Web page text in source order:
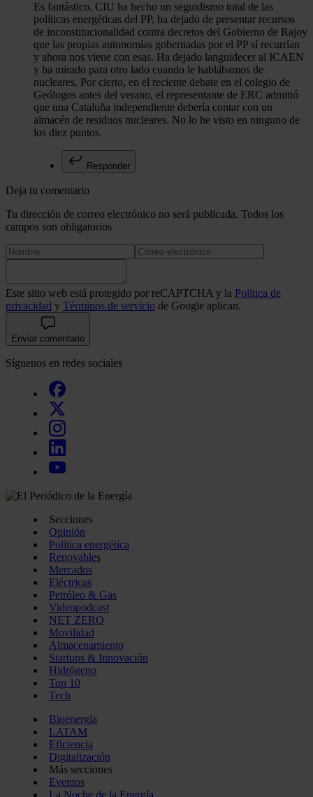
Es fantástico. CIU ha hecho un seguidismo total de las
políticas energéticas del PP, ha dejado de presentar recursos
de inconstitucionalidad contra decretos del Gobierno de Rajoy
que las propias autonomías gobernadas por el PP sí recurrían
y ahora nos viene con esas. Ha dejado languidecer al ICAEN
y ha mirado para otro lado cuando le hablábamos de
nucleares. Por cierto, en el reciente debate en el colegio de
Geólogos antes del verano, el representante de ERC admitió
que una Cataluña independiente debería contar con un
almacén de residuos nucleares. No lo he visto en ninguno de
los diez puntos.
Responder
Deja tu comentario
Tu dirección de correo electrónico no será publicada. Todos los
campos son obligatorios
Este sitio web está protegido por reCAPTCHA y la Política de
privacidad y Términos de servicio de Google aplican.
Enviar comentario
Síguenos en redes sociales
Secciones
Opinión
Política energética
Renovables
Mercados
Eléctricas
Petróleo & Gas
Videopodcast
NET ZERO
Movilidad
Almacenamiento
Startups & Innovación
Hidrógeno
Top 10
Tech
Bioenergía
LATAM
Eficiencia
Digitalización
Más secciones
Eventos
La Noche de la Energía